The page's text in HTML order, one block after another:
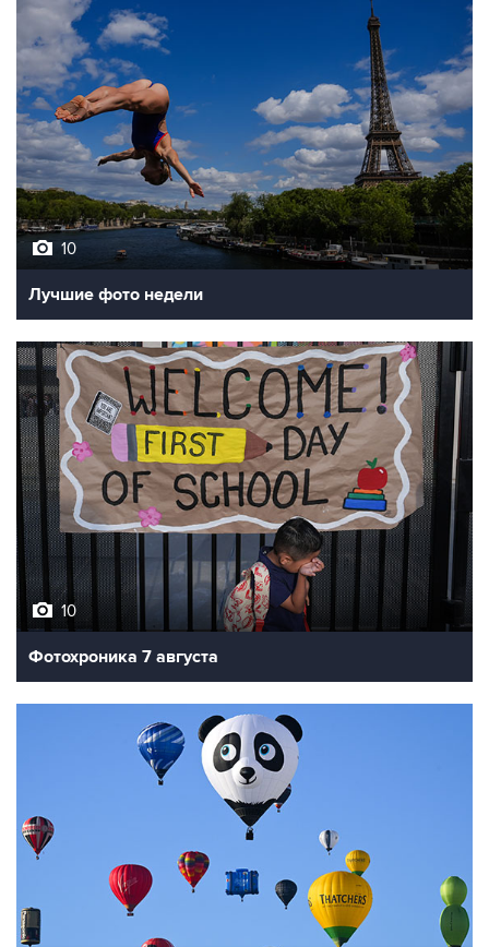
10
Лучшие фото недели
10
Фотохроника 7 августа